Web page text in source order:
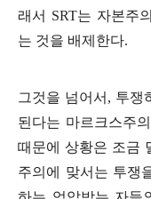
래서 SRT는 자본주
는 것을 배제한다.
그것을 넘어서 , 투쟁
된다는 마르크스주의
때문에 상황은 조금
주의에 맞서는 투쟁